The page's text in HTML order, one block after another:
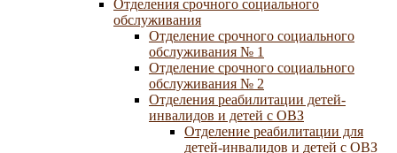
Отделения срочного социального
обслуживания
Отделение срочного социального
обслуживания № 1
Отделение срочного социального
обслуживания № 2
Отделения реабилитации детей-
инвалидов и детей с ОВЗ
Отделение реабилитации для
детей-инвалидов и детей с ОВЗ